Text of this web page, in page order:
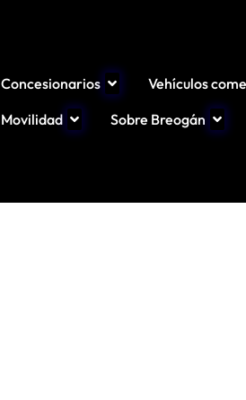
Concesionarios
Vehículos
Movilidad
Sobre Breogán